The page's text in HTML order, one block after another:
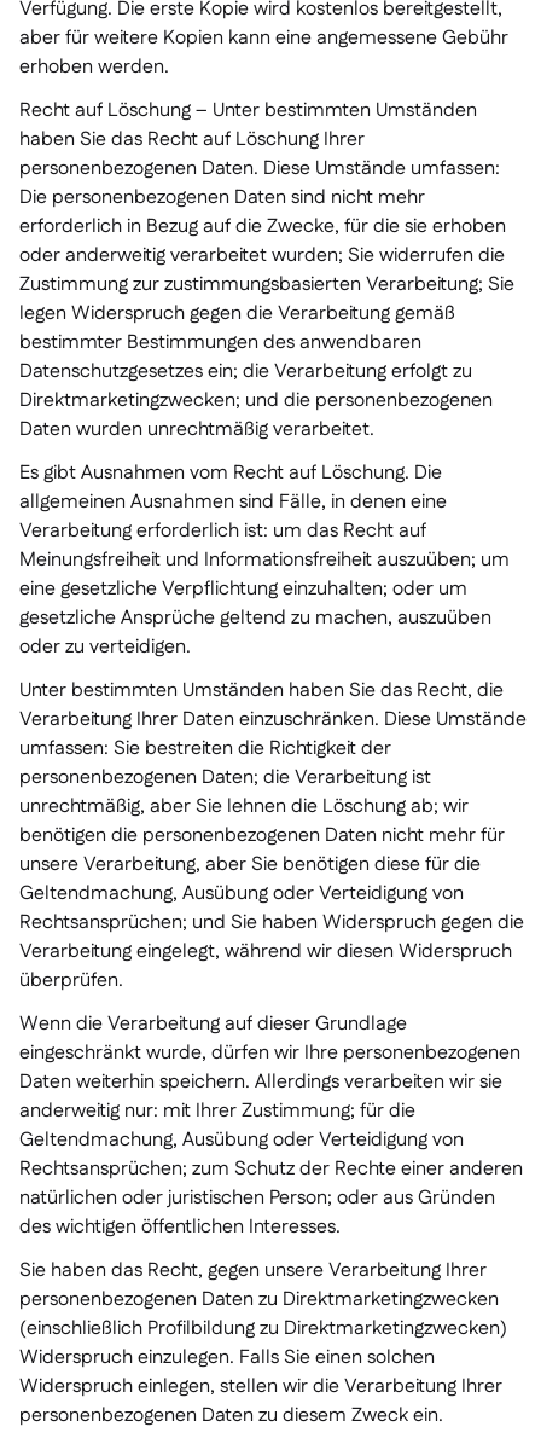
Verfügung. Die erste Kopie wird kostenlos bereitgestellt,
aber für weitere Kopien kann eine angemessene Gebühr
erhoben werden.
Recht auf Löschung – Unter bestimmten Umständen
haben Sie das Recht auf Löschung Ihrer
personenbezogenen Daten. Diese Umstände umfassen:
Die personenbezogenen Daten sind nicht mehr
erforderlich in Bezug auf die Zwecke, für die sie erhoben
oder anderweitig verarbeitet wurden; Sie widerrufen die
Zustimmung zur zustimmungsbasierten Verarbeitung; Sie
legen Widerspruch gegen die Verarbeitung gemäß
bestimmter Bestimmungen des anwendbaren
Datenschutzgesetzes ein; die Verarbeitung erfolgt zu
Direktmarketingzwecken; und die personenbezogenen
Daten wurden unrechtmäßig verarbeitet.
Es gibt Ausnahmen vom Recht auf Löschung. Die
allgemeinen Ausnahmen sind Fälle, in denen eine
Verarbeitung erforderlich ist: um das Recht auf
Meinungsfreiheit und Informationsfreiheit auszuüben; um
eine gesetzliche Verpflichtung einzuhalten; oder um
gesetzliche Ansprüche geltend zu machen, auszuüben
oder zu verteidigen.
Unter bestimmten Umständen haben Sie das Recht, die
Verarbeitung Ihrer Daten einzuschränken. Diese Umstände
umfassen: Sie bestreiten die Richtigkeit der
personenbezogenen Daten; die Verarbeitung ist
unrechtmäßig, aber Sie lehnen die Löschung ab; wir
benötigen die personenbezogenen Daten nicht mehr für
unsere Verarbeitung, aber Sie benötigen diese für die
Geltendmachung, Ausübung oder Verteidigung von
Rechtsansprüchen; und Sie haben Widerspruch gegen die
Verarbeitung eingelegt, während wir diesen Widerspruch
überprüfen.
Wenn die Verarbeitung auf dieser Grundlage
eingeschränkt wurde, dürfen wir Ihre personenbezogenen
Daten weiterhin speichern. Allerdings verarbeiten wir sie
anderweitig nur: mit Ihrer Zustimmung; für die
Geltendmachung, Ausübung oder Verteidigung von
Rechtsansprüchen; zum Schutz der Rechte einer anderen
natürlichen oder juristischen Person; oder aus Gründen
des wichtigen öffentlichen Interesses.
Sie haben das Recht, gegen unsere Verarbeitung Ihrer
personenbezogenen Daten zu Direktmarketingzwecken
(einschließlich Profilbildung zu Direktmarketingzwecken)
Widerspruch einzulegen. Falls Sie einen solchen
Widerspruch einlegen, stellen wir die Verarbeitung Ihrer
personenbezogenen Daten zu diesem Zweck ein.